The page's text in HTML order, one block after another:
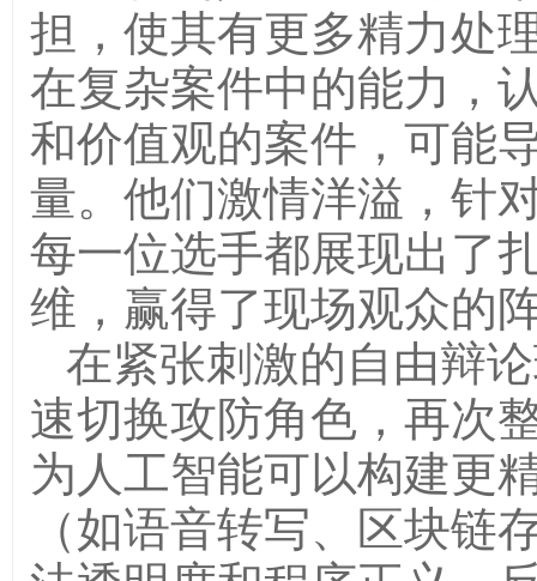
担，使其有更多精力处
在复杂案件中的能力，
和价值观的案件，可能
量。他们激情洋溢，针
每一位选手都展现出了
维，赢得了现场观众的
在紧张刺激的自由辩
速切换攻防角色，再次
为人工智能可以构建更
（如语音转写、区块链